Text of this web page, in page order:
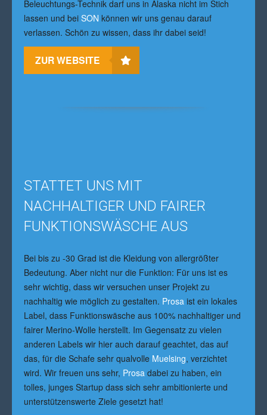
Beleuchtungs-Technik darf uns in Alaska nicht im Stich
lassen und bei SON können wir uns genau darauf
verlassen. Schön zu wissen, dass ihr dabei seid!
ZUR WEBSITE
STATTET UNS MIT
NACHHALTIGER UND FAIRER
FUNKTIONSWÄSCHE AUS
Bei bis zu -30 Grad ist die Kleidung von allergrößter
Bedeutung. Aber nicht nur die Funktion: Für uns ist es
sehr wichtig, dass wir versuchen unser Projekt zu
nachhaltig wie möglich zu gestalten. Prosa ist ein lokales
Label, dass Funktionswäsche aus 100% nachhaltiger und
fairer Merino-Wolle herstellt. Im Gegensatz zu vielen
anderen Labels wir hier auch darauf geachtet, das auf
das, für die Schafe sehr qualvolle Muelsing, verzichtet
wird. Wir freuen uns sehr, Prosa dabei zu haben, ein
tolles, junges Startup dass sich sehr ambitionierte und
unterstützenswerte Ziele gesetzt hat!